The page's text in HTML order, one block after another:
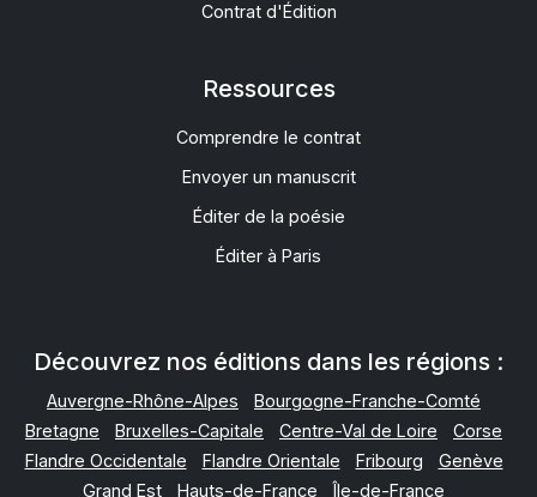
Contrat d'Édition
Ressources
Comprendre le contrat
Envoyer un manuscrit
Éditer de la poésie
Éditer à Paris
Découvrez nos éditions dans les régions :
Auvergne-Rhône-Alpes
Bourgogne-Franche-Comté
Bretagne
Bruxelles-Capitale Centre-Val de Loire
Corse
Flandre Occidentale
Flandre Orientale Fribourg
Genève
Grand Est
Hauts-de-France Île-de-France